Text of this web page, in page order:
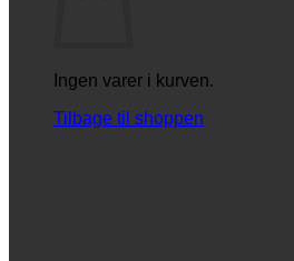
Ingen varer i kurven.
Tilbage til shoppen